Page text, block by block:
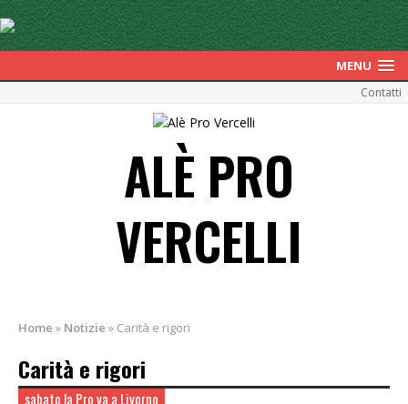
MENU
Contatti
ALÈ PRO
VERCELLI
Home » Notizie » Carità e rigori
Carità e rigori
sabato la Pro va a Livorno